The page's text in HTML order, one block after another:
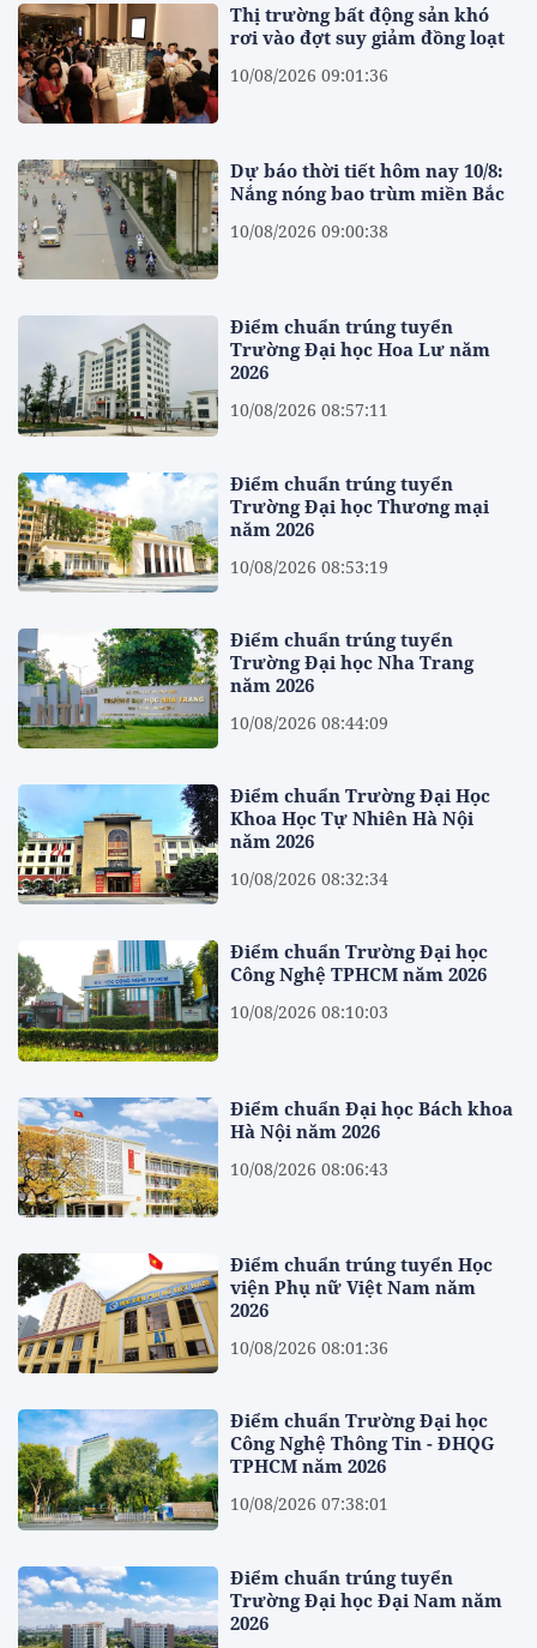
Thị trường bất động sản khó
rơi vào đợt suy giảm đồng loạt
10/08/2026 09:01:36
Dự báo thời tiết hôm nay 10/8:
Nắng nóng bao trùm miền Bắc
10/08/2026 09:00:38
Điểm chuẩn trúng tuyển
Trường Đại học Hoa Lư năm
2026
10/08/2026 08:57:11
Điểm chuẩn trúng tuyển
Trường Đại học Thương mại
năm 2026
10/08/2026 08:53:19
Điểm chuẩn trúng tuyển
Trường Đại học Nha Trang
năm 2026
10/08/2026 08:44:09
Điểm chuẩn Trường Đại Học
Khoa Học Tự Nhiên Hà Nội
năm 2026
10/08/2026 08:32:34
Điểm chuẩn Trường Đại học
Công Nghệ TPHCM năm 2026
10/08/2026 08:10:03
Điểm chuẩn Đại học Bách khoa
Hà Nội năm 2026
10/08/2026 08:06:43
Điểm chuẩn trúng tuyển Học
viện Phụ nữ Việt Nam năm
2026
10/08/2026 08:01:36
Điểm chuẩn Trường Đại học
Công Nghệ Thông Tin - ĐHQG
TPHCM năm 2026
10/08/2026 07:38:01
Điểm chuẩn trúng tuyển
Trường Đại học Đại Nam năm
2026